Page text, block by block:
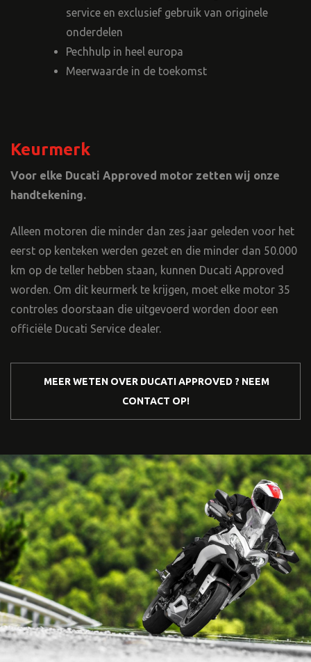
service en exclusief gebruik van originele
onderdelen
Pechhulp in heel europa
Meerwaarde in de toekomst
Keurmerk
Voor elke Ducati Approved motor zetten wij onze
handtekening.
Alleen motoren die minder dan zes jaar geleden voor het
eerst op kenteken werden gezet en die minder dan 50.000
km op de teller hebben staan, kunnen Ducati Approved
worden. Om dit keurmerk te krijgen, moet elke motor 35
controles doorstaan die uitgevoerd worden door een
officiële Ducati Service dealer.
MEER WETEN OVER DUCATI APPROVED ? NEEM
CONTACT OP!